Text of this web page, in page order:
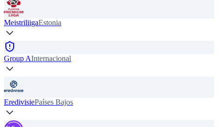
MeistriliigaEstonia
Group AInternacional
EredivisiePaíses Bajos